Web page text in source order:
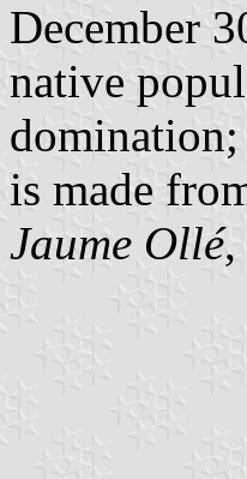
December
native
is made
Jaume Ollé,